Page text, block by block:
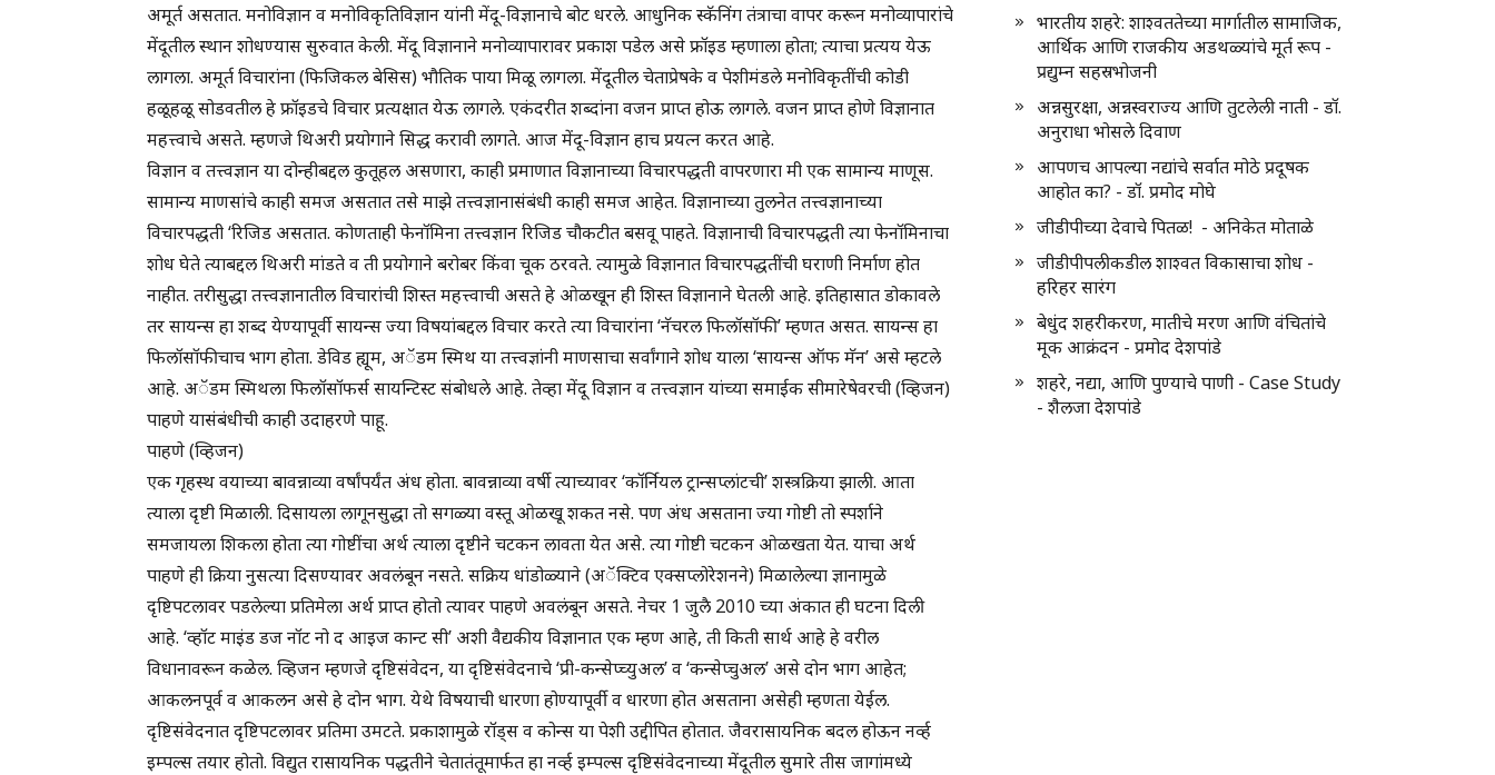
अमूर्त असतात. मनोविज्ञान व मनोविकृतिविज्ञान यांनी मेंदू-विज्ञानाचे बोट धरले. आधुनिक स्कॅनिंग तंत्राचा वापर करून मनोव्यापारांचे
मेंदूतील स्थान शोधण्यास सुरुवात केली. मेंदू विज्ञानाने मनोव्यापारावर प्रकाश पडेल असे फ्रॉइड म्हणाला होता; त्याचा प्रत्यय येऊ
लागला. अमूर्त विचारांना (फिजिकल बेसिस) भौतिक पाया मिळू लागला. मेंदूतील चेताप्रेषके व पेशीमंडले मनोविकृतींची कोडी
हळूहळू सोडवतील हे फ्रॉइडचे विचार प्रत्यक्षात येऊ लागले. एकंदरीत शब्दांना वजन प्राप्त होऊ लागले. वजन प्राप्त होणे विज्ञानात
महत्त्वाचे असते. म्हणजे थिअरी प्रयोगाने सिद्ध करावी लागते. आज मेंदू-विज्ञान हाच प्रयत्न करत आहे.
विज्ञान व तत्त्वज्ञान या दोन्हीबद्दल कुतूहल असणारा, काही प्रमाणात विज्ञानाच्या विचारपद्धती वापरणारा मी एक सामान्य माणूस.
सामान्य माणसांचे काही समज असतात तसे माझे तत्त्वज्ञानासंबंधी काही समज आहेत. विज्ञानाच्या तुलनेत तत्त्वज्ञानाच्या
विचारपद्धती ‘रिजिड असतात. कोणताही फेनॉमिना तत्त्वज्ञान रिजिड चौकटीत बसवू पाहते. विज्ञानाची विचारपद्धती त्या फेनॉमिनाचा
शोध घेते त्याबद्दल थिअरी मांडते व ती प्रयोगाने बरोबर किंवा चूक ठरवते. त्यामुळे विज्ञानात विचारपद्धतींची घराणी निर्माण होत
नाहीत. तरीसुद्धा तत्त्वज्ञानातील विचारांची शिस्त महत्त्वाची असते हे ओळखून ही शिस्त विज्ञानाने घेतली आहे. इतिहासात डोकावले
तर सायन्स हा शब्द येण्यापूर्वी सायन्स ज्या विषयांबद्दल विचार करते त्या विचारांना ‘नॅचरल फिलॉसॉफी’ म्हणत असत. सायन्स हा
फिलॉसॉफीचाच भाग होता. डेविड ह्यूम, अॅडम स्मिथ या तत्त्वज्ञांनी माणसाचा सर्वांगाने शोध याला ‘सायन्स ऑफ मॅन’ असे म्हटले
आहे. अॅडम स्मिथला फिलॉसॉफर्स सायन्टिस्ट संबोधले आहे. तेव्हा मेंदू विज्ञान व तत्त्वज्ञान यांच्या समाईक सीमारेषेवरची (व्हिजन)
पाहणे यासंबंधीची काही उदाहरणे पाहू.
पाहणे (व्हिजन)
एक गृहस्थ वयाच्या बावन्नाव्या वर्षांपर्यंत अंध होता. बावन्नाव्या वर्षी त्याच्यावर ‘कॉर्नियल ट्रान्सप्लांटची’ शस्त्रक्रिया झाली. आता
त्याला दृष्टी मिळाली. दिसायला लागूनसुद्धा तो सगळ्या वस्तू ओळखू शकत नसे. पण अंध असताना ज्या गोष्टी तो स्पर्शाने
समजायला शिकला होता त्या गोष्टींचा अर्थ त्याला दृष्टीने चटकन लावता येत असे. त्या गोष्टी चटकन ओळखता येत. याचा अर्थ
पाहणे ही क्रिया नुसत्या दिसण्यावर अवलंबून नसते. सक्रिय धांडोळ्याने (अॅक्टिव एक्सप्लोरेशनने) मिळालेल्या ज्ञानामुळे
दृष्टिपटलावर पडलेल्या प्रतिमेला अर्थ प्राप्त होतो त्यावर पाहणे अवलंबून असते. नेचर 1 जुलै 2010 च्या अंकात ही घटना दिली
आहे. ‘व्हॉट माइंड डज नॉट नो द आइज कान्ट सी’ अशी वैद्यकीय विज्ञानात एक म्हण आहे, ती किती सार्थ आहे हे वरील
विधानावरून कळेल. व्हिजन म्हणजे दृष्टिसंवेदन, या दृष्टिसंवेदनाचे ‘प्री-कन्सेप्च्युअल’ व ‘कन्सेप्चुअल’ असे दोन भाग आहेत;
आकलनपूर्व व आकलन असे हे दोन भाग. येथे विषयाची धारणा होण्यापूर्वी व धारणा होत असताना असेही म्हणता येईल.
दृष्टिसंवेदनात दृष्टिपटलावर प्रतिमा उमटते. प्रकाशामुळे रॉड्स व कोन्स या पेशी उद्दीपित होतात. जैवरासायनिक बदल होऊन नर्व्ह
इम्पल्स तयार होतो. विद्युत रासायनिक पद्धतीने चेतातंतूमार्फत हा नर्व्ह इम्पल्स दृष्टिसंवेदनाच्या मेंदूतील सुमारे तीस जागांमध्ये
भारतीय शहरे: शाश्वततेच्या मार्गातील सामाजिक,
आर्थिक आणि राजकीय अडथळ्यांचे मूर्त रूप -
प्रद्युम्न सहस्रभोजनी
अन्नसुरक्षा, अन्नस्वराज्य आणि तुटलेली नाती - डॉ.
अनुराधा भोसले दिवाण
आपणच आपल्या नद्यांचे सर्वात मोठे प्रदूषक
आहोत का? - डॉ. प्रमोद मोघे
जीडीपीच्या देवाचे पितळ! - अनिकेत मोताळे
जीडीपीपलीकडील शाश्वत विकासाचा शोध -
हरिहर सारंग
बेधुंद शहरीकरण, मातीचे मरण आणि वंचितांचे
मूक आक्रंदन - प्रमोद देशपांडे
शहरे, नद्या, आणि पुण्याचे पाणी - Case Study
- शैलजा देशपांडे